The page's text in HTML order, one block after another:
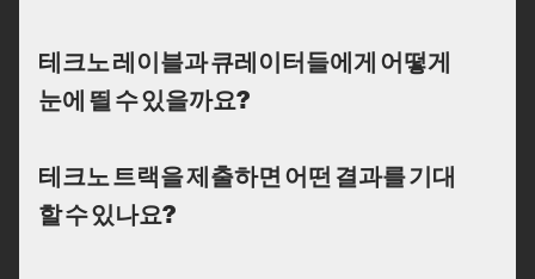
테크노 레이블과 큐레이터들에게 어떻게
눈에 띌 수 있을까요?
테크노 트랙을 제출하면 어떤 결과를 기대
할 수 있나요?